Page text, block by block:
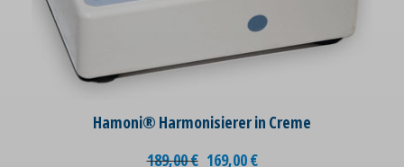
Hamoni® Harmonisierer in Creme
189,00€ 169,00€